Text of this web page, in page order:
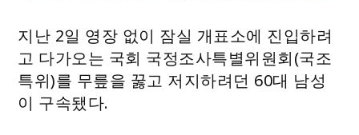
지난 2일 영장 없이 잠실 개표소에 진입하려
고 다가오는 국회 국정조사특별위원회(국조
특위)를 무릎을 꿇고 저지하려던 60대 남성
이 구속됐다.